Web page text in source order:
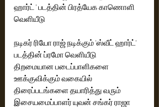
ஹார்ட் ' படத்தின் பிரத்யேக காணொளி
வெளியீடு
நடிகர் ரியோ ராஜ் நடிக்கும் 'ஸ்வீட் ஹார்ட்'
படத்தின் ப்ரமோ வெளியீடு
திறமையான படைப்பாளிகளை
ஊக்குவிக்கும் வகையில்
திரைப்படங்களை தயாரித்து வரும்
இசையமைப்பாளர் யுவன் சங்கர் ராஜா